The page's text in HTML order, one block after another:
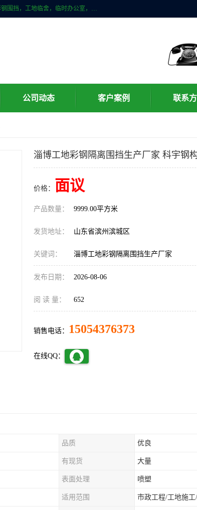
山东滨州科宇钢构工程有限公司是一家专业生产安装钢结构，彩钢房，活动房。主要产品有：彩钢房，活动房，彩钢围挡，工地临舍，临时办公室，民用建筑等生成安装；我们一贯坚持；诚信经营，薄利多销的经营理念。愿与广大的新老客户共创美好未来
公司动态 客户案例 联系
淄博工地彩钢隔离围挡生产厂家 科宇钢
价格： 面议
产品数量： 9999.00平方米
发货地址： 山东省滨州滨城区
关键词： 淄博工地彩钢隔离围挡生产厂家
发布日期： 2026-08-06
阅 读 量： 652
销售电话： 15054376373
在线QQ：
品质 优良
有现货 大量
表面处理 喷塑
适用范围 市政工程/工地施工